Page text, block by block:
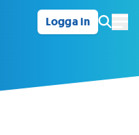
Logga in